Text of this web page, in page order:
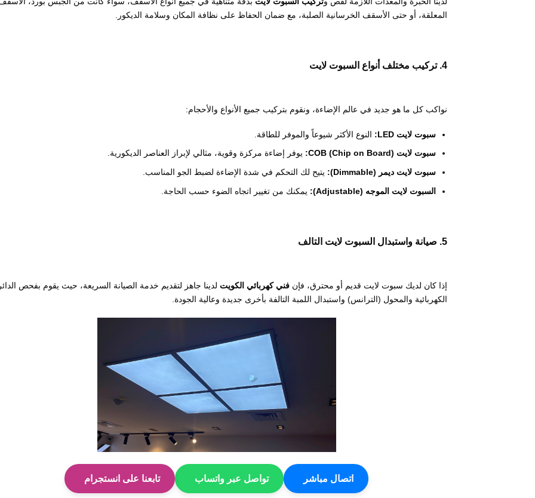
المعلقة، أو حتى الأسقف الخرسانية الصلبة، مع ضمان الحفاظ على نظافة المكان وسلامة الديكور.
4. تركيب مختلف أنواع السبوت لايت
نواكب كل ما هو جديد في عالم الإضاءة، ونقوم بتركيب جميع الأنواع والأحجام:
سبوت لايت LED:
النوع الأكثر شيوعاً والموفر للطاقة.
سبوت لايت COB (Chip on Board):
يوفر إضاءة مركزة وقوية، مثالي لإبراز العناصر الديكورية.
سبوت لايت ديمر (Dimmable):
يتيح لك التحكم في شدة الإضاءة لضبط الجو المناسب.
السبوت لايت الموجه (Adjustable):
يمكنك من تغيير اتجاه الضوء حسب الحاجة.
5. صيانة واستبدال السبوت لايت التالف
إذا كان لديك سبوت لايت قديم أو محترق، فإن فني كهربائي الكويت لدينا جاهز لتقديم خدمة الصيانة السريعة، حيث يقوم بفحص
الكهربائية والمحول (الترانس) واستبدال اللمبة التالفة بأخرى جديدة وعالية الجودة.
اتصال مباشر تواصل عبر واتساب تابعنا على انستجرام